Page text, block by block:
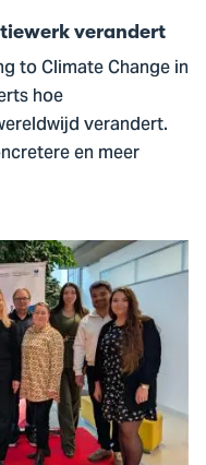
verandert
to Climate Change in
hoe
verandert.
en meer